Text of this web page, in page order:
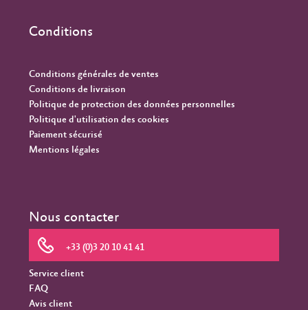
Conditions
Conditions générales de ventes
Conditions de livraison
Politique de protection des données personnelles
Politique d'utilisation des cookies
Paiement sécurisé
Mentions légales
Nous contacter
+33 (0)3 20 10 41 41
Service client
FAQ
Avis client